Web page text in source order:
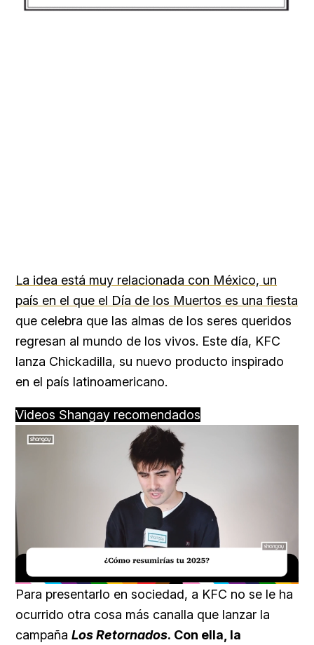
La idea está muy relacionada con México, un
país en el que el Día de los Muertos es una fiesta
que celebra que las almas de los seres queridos
regresan al mundo de los vivos. Este día, KFC
lanza Chickadilla, su nuevo producto inspirado
en el país latinoamericano.
Videos Shangay recomendados
Unmute Loaded:
29.51%
Para presentarlo en sociedad, a KFC no se le ha
ocurrido otra cosa más canalla que lanzar la
campaña Los Retornados. Con ella, la